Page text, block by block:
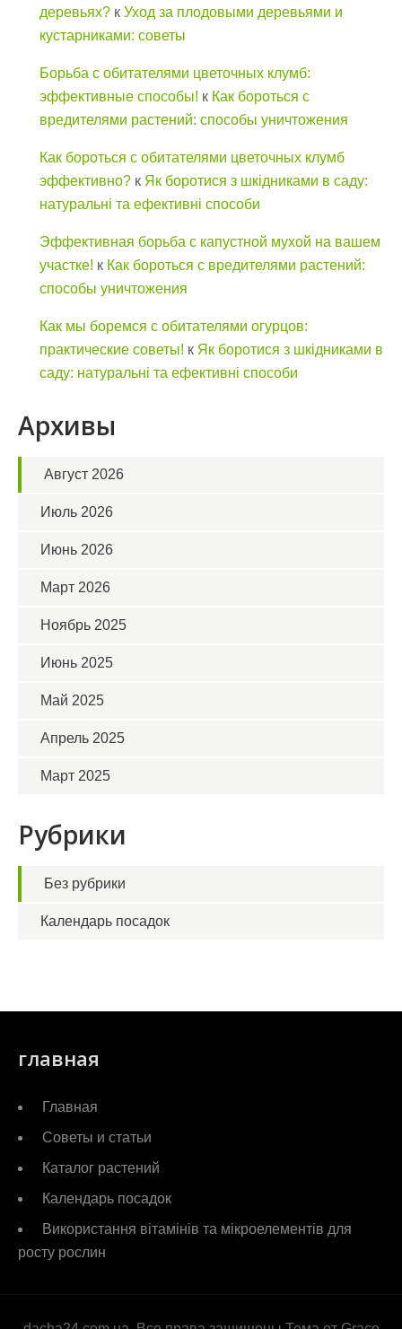
деревьях? к Уход за плодовыми деревьями и
кустарниками: советы
Борьба с обитателями цветочных клумб:
эффективные способы! к Как бороться с
вредителями растений: способы уничтожения
Как бороться с обитателями цветочных клумб
эффективно? к Як боротися з шкідниками в саду:
натуральні та ефективні способи
Эффективная борьба с капустной мухой на вашем
участке! к Как бороться с вредителями растений:
способы уничтожения
Как мы боремся с обитателями огурцов:
практические советы! к Як боротися з шкідниками в
саду: натуральні та ефективні способи
Архивы
Август 2026
Июль 2026
Июнь 2026
Март 2026
Ноябрь 2025
Июнь 2025
Май 2025
Апрель 2025
Март 2025
Рубрики
Без рубрики
Календарь посадок
главная
Главная
Советы и статьи
Каталог растений
Календарь посадок
Використання вітамінів та мікроелементів для
росту рослин